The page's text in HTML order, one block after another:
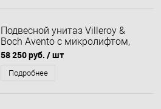
Подвесной унитаз Villeroy &
Boch Avento с микролифтом,
безободковый 5656RS01
58 250 руб. / шт
Подробнее